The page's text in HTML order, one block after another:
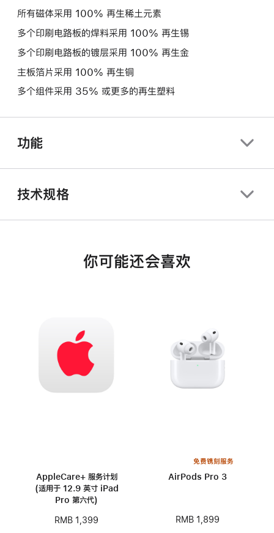
所有磁体采用 100% 再生稀土元素
多个印刷电路板的焊料采用 100% 再生锡
多个印刷电路板的镀层采用 100% 再生金
主板箔片采用 100% 再生铜
多个组件采用 35% 或更多的再生塑料
功能
技术规格
你可能还会喜欢
AppleCare+ 服务计划
(适用于 12.9 英寸 iPad
Pro 第六代)
RMB 1,399
免费镌刻服务
AirPods Pro 3
RMB 1,899